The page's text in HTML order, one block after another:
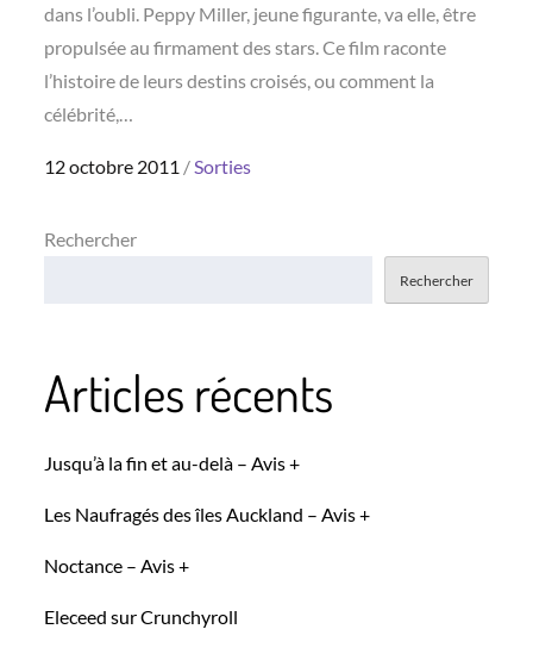
dans l’oubli. Peppy Miller, jeune figurante, va elle, être
propulsée au firmament des stars. Ce film raconte
l’histoire de leurs destins croisés, ou comment la
célébrité,…
Posted
12 octobre 2011 Sorties
Rechercher
Rechercher
Articles récents
Jusqu’à la fin et au-delà – Avis +
Les Naufragés des îles Auckland – Avis +
Noctance – Avis +
Eleceed sur Crunchyroll